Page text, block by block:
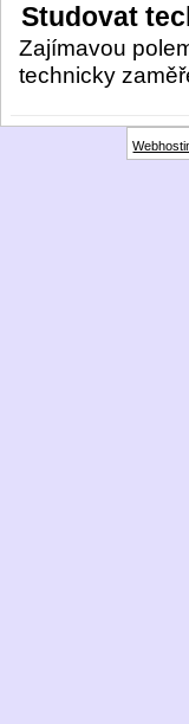
Studovat
Zajímavou
technicky